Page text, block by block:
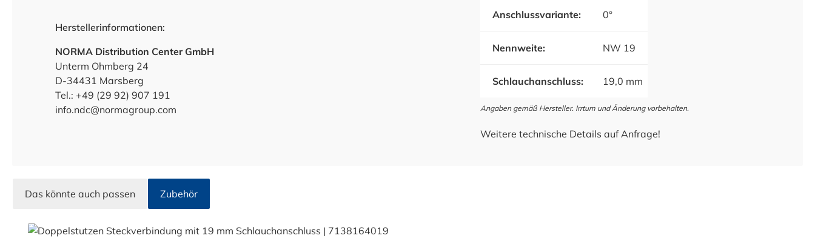
Herstellerinformationen:
NORMA Distribution Center GmbH
Unterm Ohmberg 24
D-34431 Marsberg
Tel.: +49 (29 92) 907 191
info.ndc@normagroup.com
Anschlussvariante: 0°
Nennweite: NW 19
Schlauchanschluss: 19,0 mm
Angaben gemäß Hersteller. Irrtum und Änderung vorbehalten.
Weitere technische Details auf Anfrage!
Das könnte auch passen Zubehör
Produktgalerie überspringen